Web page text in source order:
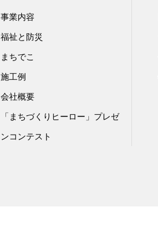
事業内容
福祉と防災
まちでこ
施工例
会社概要
「まちづくりヒーロー」プレゼ
ンコンテスト